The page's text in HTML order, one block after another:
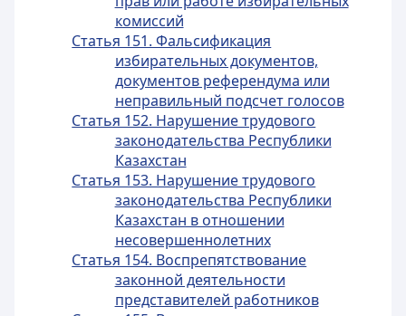
комиссий
Статья 151. Фальсификация
избирательных документов,
документов референдума или
неправильный подсчет голосов
Статья 152. Нарушение трудового
законодательства Республики
Казахстан
Статья 153. Нарушение трудового
законодательства Республики
Казахстан в отношении
несовершеннолетних
Статья 154. Воспрепятствование
законной деятельности
представителей работников